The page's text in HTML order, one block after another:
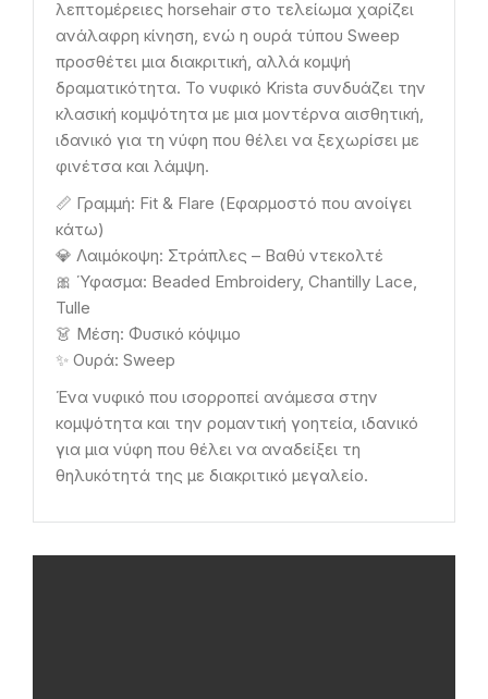
λεπτομέρειες horsehair στο τελείωμα χαρίζει
ανάλαφρη κίνηση, ενώ η ουρά τύπου Sweep
προσθέτει μια διακριτική, αλλά κομψή
δραματικότητα. Το νυφικό Krista συνδυάζει την
κλασική κομψότητα με μια μοντέρνα αισθητική,
ιδανικό για τη νύφη που θέλει να ξεχωρίσει με
φινέτσα και λάμψη.
📏 Γραμμή: Fit & Flare (Εφαρμοστό που ανοίγει
κάτω)
💎 Λαιμόκοψη: Στράπλες – Βαθύ ντεκολτέ
🎀 Ύφασμα: Beaded Embroidery, Chantilly Lace,
Tulle
👗 Μέση: Φυσικό κόψιμο
✨ Ουρά: Sweep
Ένα νυφικό που ισορροπεί ανάμεσα στην
κομψότητα και την ρομαντική γοητεία, ιδανικό
για μια νύφη που θέλει να αναδείξει τη
θηλυκότητά της με διακριτικό μεγαλείο.